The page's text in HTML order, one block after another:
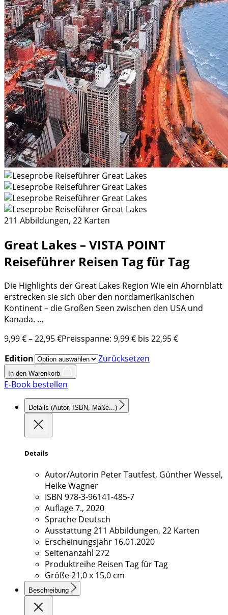
211 Abbildungen, 22 Karten
Great Lakes – VISTA POINT
Reiseführer Reisen Tag für Tag
Die Highlights der Great Lakes Region Wie ein Ahornblatt
erstrecken sie sich über den nordamerikanischen
Kontinent – die Großen Seen zwischen den USA und
Kanada. …
9,99€–22,95€Preisspanne: 9,99 € bis 22,95 €
Edition
Zurücksetzen
In den Warenkorb
E-Book bestellen
Details (Autor, ISBN, Maße...)
Details
Autor/Autorin Peter Tautfest, Günther Wessel,
Heike Wagner
ISBN 978-3-96141-485-7
Auflage7., 2020
Sprache Deutsch
Ausstattung211 Abbildungen, 22 Karten
Erscheinungsjahr 16.01.2020
Seitenanzahl 272
Produktreihe Reisen Tag für Tag
Größe21,0 x 15,0 cm
Beschreibung